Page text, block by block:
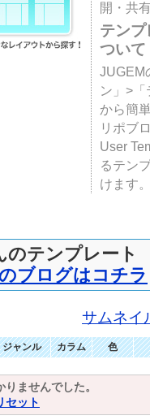
開・共
テン
ついて
JUGEM
ン」>
から簡
リポブ
User
るテン
けます
のテンプレート
ブログはコチラ
サムネイ
ジャンル カラム 色
ませんでした。
セット